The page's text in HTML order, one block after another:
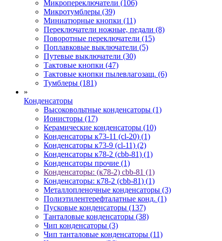
Микропереключатели (106)
Микротумблеры (39)
Миниатюрные кнопки (11)
Переключатели ножные, педали (8)
Поворотные переключатели (15)
Поплавковые выключатели (5)
Путевые выключатели (30)
Тактовые кнопки (47)
Тактовые кнопки пылевлагозащ. (6)
Тумблеры (181)
»
Конденсаторы
Высоковольтные конденсаторы (1)
Ионисторы (17)
Керамические конденсаторы (10)
Конденсаторы к73-11 (cl-20) (1)
Конденсаторы к73-9 (cl-11) (2)
Конденсаторы к78-2 (cbb-81) (1)
Конденсаторы прочие (1)
Конденсаторы: (к78-2) cbb-81 (1)
Конденсаторы: к78-2 (cbb-81) (1)
Металлопленочные конденсаторы (3)
Полиэтилентерефталатные конд. (1)
Пусковые конденсаторы (137)
Танталовые конденсаторы (38)
Чип конденсаторы (3)
Чип танталовые конденсаторы (11)